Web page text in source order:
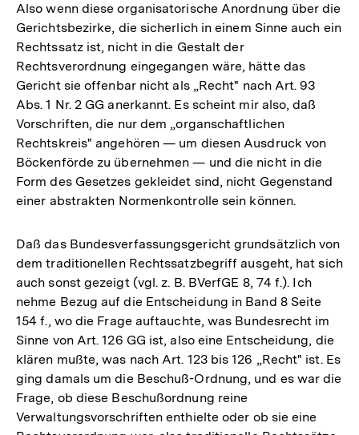
Also wenn diese organisatorische Anordnung über die
Gerichtsbezirke, die sicherlich in einem Sinne auch ein
Rechtssatz ist, nicht in die Gestalt der
Rechtsverordnung eingegangen wäre, hätte das
Gericht sie offenbar nicht als „Recht" nach Art. 93
Abs. 1 Nr. 2 GG anerkannt. Es scheint mir also, daß
Vorschriften, die nur dem „organschaftlichen
Rechtskreis" angehören — um diesen Ausdruck von
Böckenförde zu übernehmen — und die nicht in die
Form des Gesetzes gekleidet sind, nicht Gegenstand
einer abstrakten Normenkontrolle sein können.
Daß das Bundesverfassungsgericht grundsätzlich von
dem traditionellen Rechtssatzbegriff ausgeht, hat sich
auch sonst gezeigt (vgl. z. B. BVerfGE 8, 74 f.). Ich
nehme Bezug auf die Entscheidung in Band 8 Seite
154 f., wo die Frage auftauchte, was Bundesrecht im
Sinne von Art. 126 GG ist, also eine Entscheidung, die
klären mußte, was nach Art. 123 bis 126 „Recht" ist. Es
ging damals um die Beschuß-Ordnung, und es war die
Frage, ob diese Beschußordnung reine
Verwaltungsvorschriften enthielte oder ob sie eine